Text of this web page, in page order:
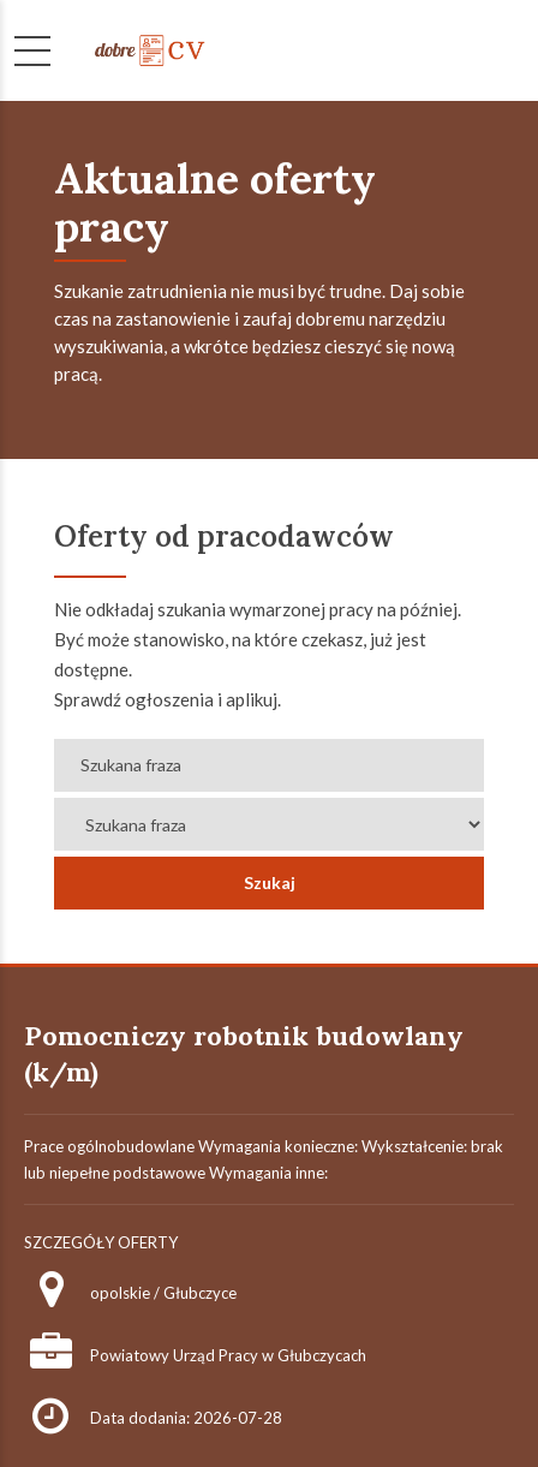
Aktualne oferty
pracy
Szukanie zatrudnienia nie musi być trudne. Daj sobie
czas na zastanowienie i zaufaj dobremu narzędziu
wyszukiwania, a wkrótce będziesz cieszyć się nową
pracą.
Oferty od pracodawców
Nie odkładaj szukania wymarzonej pracy na później.
Być może stanowisko, na które czekasz, już jest
dostępne.
Sprawdź ogłoszenia i aplikuj.
Pomocniczy robotnik budowlany
(k/m)
Prace ogólnobudowlane Wymagania konieczne: Wykształcenie: brak
lub niepełne podstawowe Wymagania inne:
SZCZEGÓŁY OFERTY
opolskie / Głubczyce
Powiatowy Urząd Pracy w Głubczycach
Data dodania: 2026-07-28